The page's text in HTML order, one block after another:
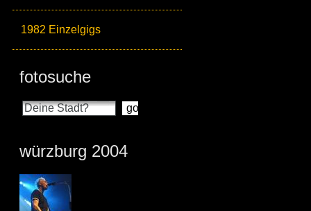
1982 Einzelgigs
fotosuche
würzburg 2004